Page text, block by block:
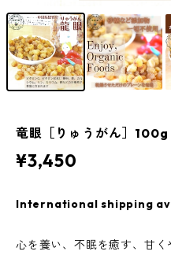
竜眼［りゅうがん］100g
¥3,450
International shipping
心を養い、不眠を癒す、甘く